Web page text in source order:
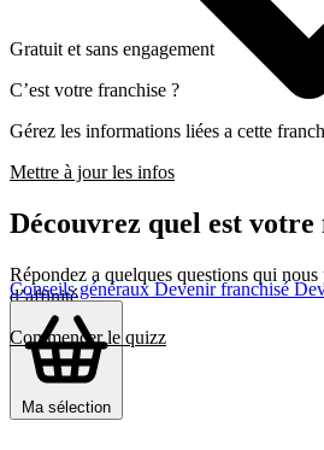
Conseils généraux Devenir franchisé
Ma sélection
Gratuit et sans engagement
C’est votre franchise ?
Gérez les informations liées a cette
Mettre à jour les infos
Découvrez quel est
Répondez a quelques questions qui
d’affinité
Commencer le quizz